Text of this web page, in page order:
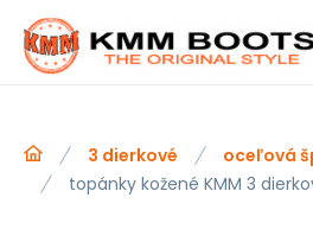
3 dierkové
oceľová
topánky kožené KMM 3